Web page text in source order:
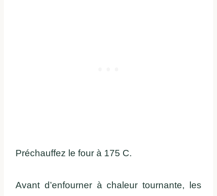
Préchauffez le four à 175 C.
Avant d’enfourner à chaleur tournante, les